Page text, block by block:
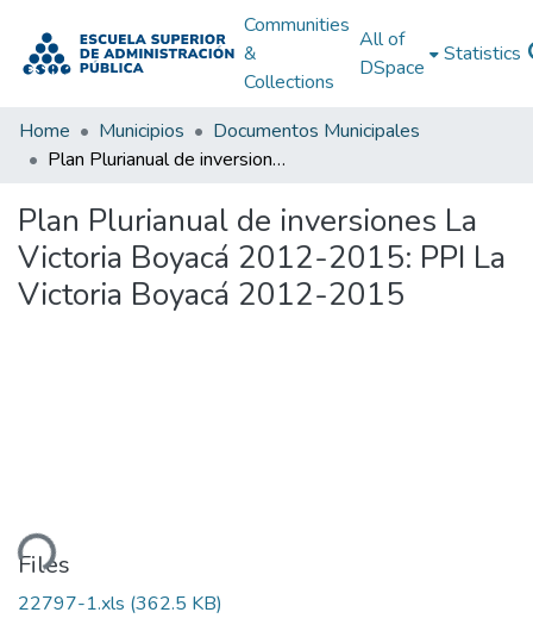
Communities
&
Collections
All of
DSpace
Statistics
Home Municipios
Documentos Municipales
Plan Plurianual de inversiones La Victoria Boyacá 2012-2015: PPI La Victoria Boyacá 2012-2015
Plan Plurianual de inversiones La
Victoria Boyacá 2012-2015: PPI La
Victoria Boyacá 2012-2015
Files
22797-1.xls (362.5 KB)